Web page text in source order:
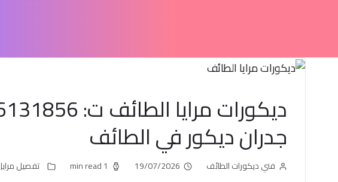
جدران ديكور في الطائف
فني ديكورات الطائف 19/07/2026
1 min read تفصيل مرايا